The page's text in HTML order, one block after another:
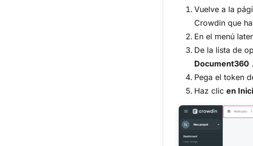
Vuelve a la
Crowdin que
En el menú
De la lista de
Document360 .
Pega el token
Haz clic en